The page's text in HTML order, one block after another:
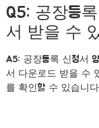
Q5: 공장등
서 받을 수
A5: 공장등록 신청서
서 다운로드 받을 수
를 확인할 수 있습니다.